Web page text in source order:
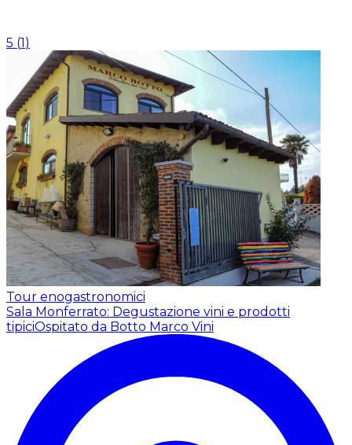
5 (1)
Tour enogastronomici
Sala Monferrato: Degustazione vini e prodotti
tipiciOspitato da Botto Marco Vini